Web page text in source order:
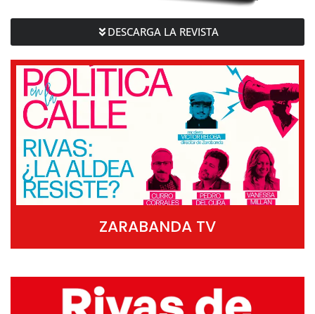
DESCARGA LA REVISTA
ZARABANDA TV